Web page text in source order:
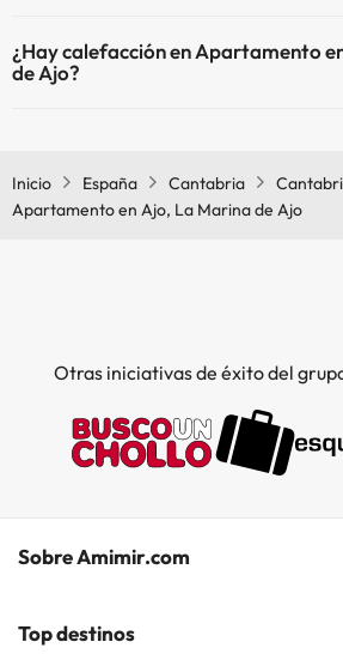
¿Hay calefacción en Apartamento
de Ajo?
Inicio
España Cantabria
Apartamento en Ajo, La Marina de Ajo
Otras iniciativas de éxito del
Sobre Amimir.com
¿Quiénes somos?
Top destinos